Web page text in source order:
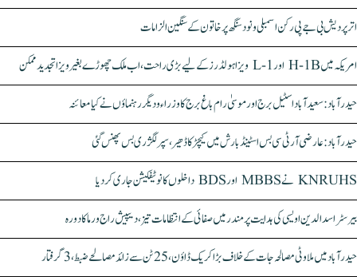
اتر پردیش بی جے پی رکن اسمبلی ونود سنگھ پر خاتون کے سنگین الزامات
امریکہ میں H-1B اور L-1 ویزا ہولڈرز کے لیے بڑی راحت، اب ملک چھوڑے بغیر ویزا تجدید ممکن
حیدرآباد: سعیدآباد اسٹیل برج اور موسیٰ رام باغ برج کا وزراء و دیگر رہنماؤں نے کیا معائنہ
حیدرآباد: عارضی آر ٹی سی بس اسٹینڈ بارش میں کیچڑ کا ڈھیر، سپر لگژری بس پھنس گئی
KNRUHS نے MBBS اور BDS داخلوں کا نوٹیفکیشن جاری کر دیا
بیرسٹر اسدالدین اویسی کی ہدایت پر مندر میں صفائی کے انتظامات تیز، دیپیش راج ورما کا دورہ
حیدرآباد میں ملاوٹی مصالحہ جات کے خلاف بڑا کریک ڈاؤن، 25 ٹن سے زائد مصالحے ضبط، 3 گرفتار